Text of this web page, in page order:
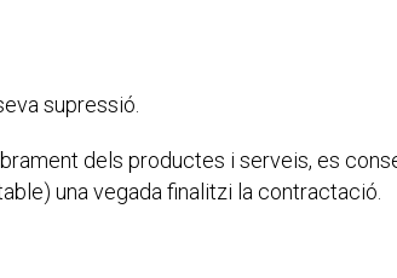
supressió.
dels productes i serveis, es
una vegada finalitzi la contractació.